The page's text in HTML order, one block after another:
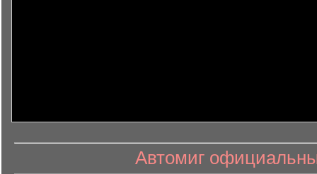
информационный контент
Автомиг